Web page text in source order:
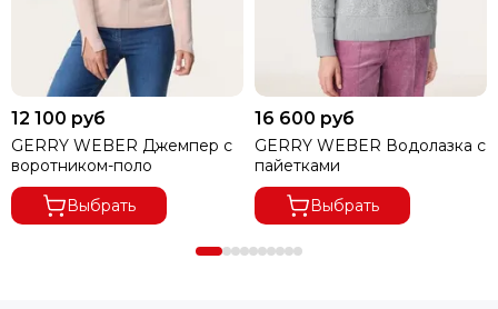
12 100 руб
GERRY WEBER Джемпер с
воротником-поло
Выбрать
16 600 руб
GERRY WEBER Водолазка с
пайетками
Выбрать